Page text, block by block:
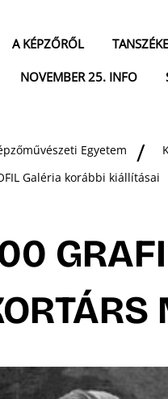
A KÉPZŐRŐL
NOVEMBER 25. INFO
Egyetem
Galéria korábbi kiállításai